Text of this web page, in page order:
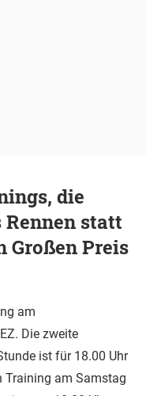
die
statt
Großen Preis
am
Die zweite
ist für 18.00 Uhr
Training am Samstag